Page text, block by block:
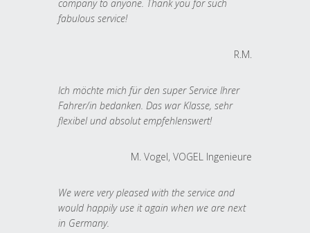
company to anyone. Thank you for such
fabulous service!
R.M.
Ich möchte mich für den super Service Ihrer
Fahrer/in bedanken. Das war Klasse, sehr
flexibel und absolut empfehlenswert!
M. Vogel, VOGEL Ingenieure
We were very pleased with the service and
would happily use it again when we are next
in Germany.